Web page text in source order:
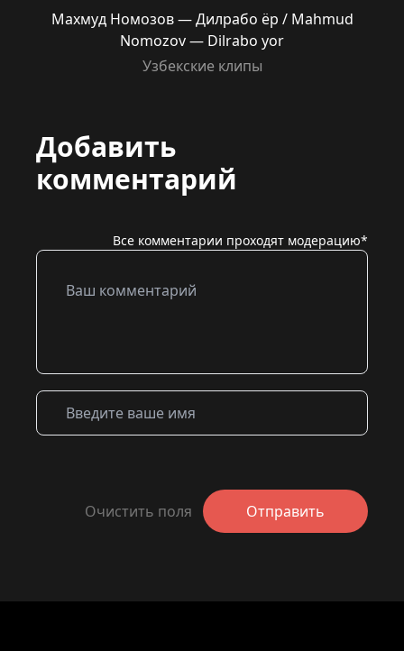
Махмуд Номозов — Дилрабо ёр / Mahmud
Nomozov — Dilrabo yor
Узбекские клипы
Добавить
комментарий
Все комментарии проходят модерацию*
Очистить поля Отправить